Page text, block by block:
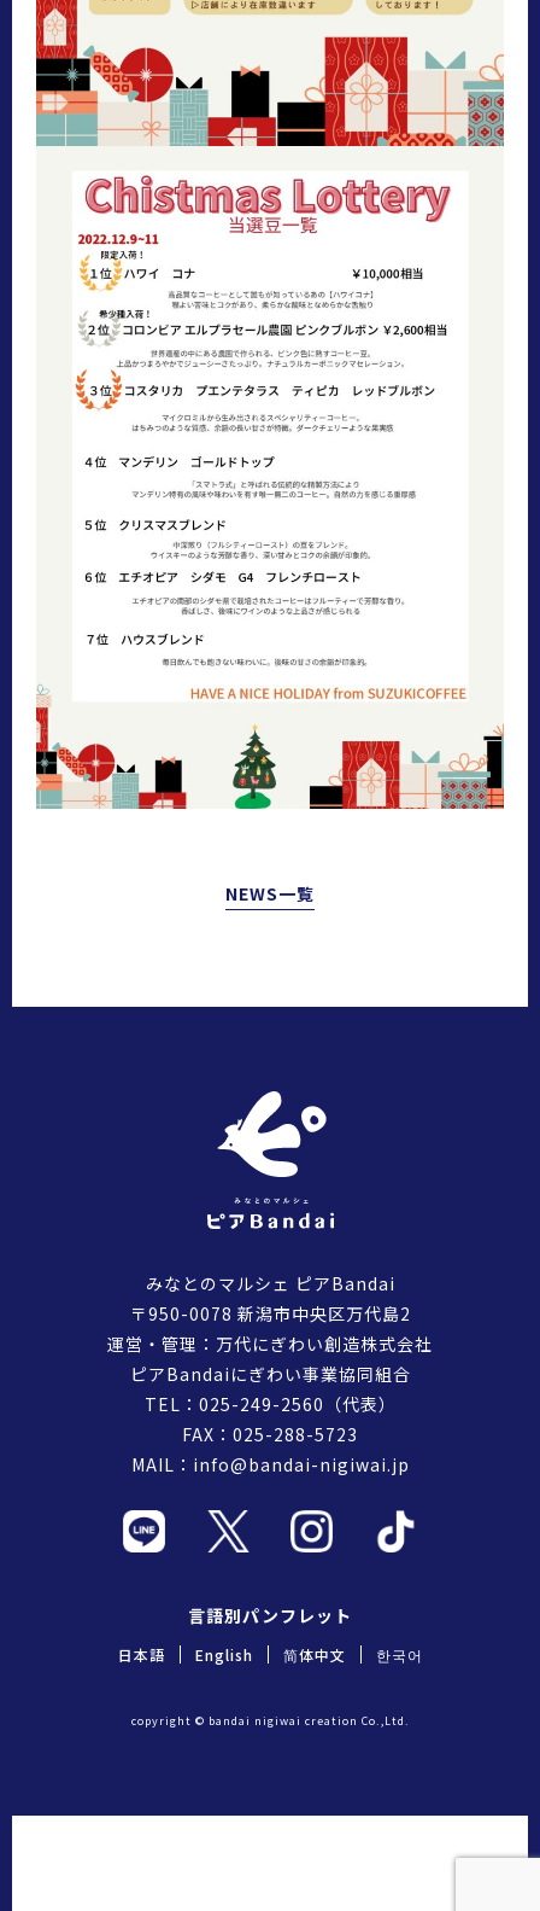
NEWS一覧
みなとのマルシェ ピアBandai
〒950-0078 新潟市中央区万代島2
運営・管理：万代にぎわい創造株式会社
ピアBandaiにぎわい事業協同組合
TEL： 025-249-2560 （代表）
FAX：025-288-5723
MAIL： info@bandai-nigiwai.jp
言語別パンフレット
日本語 English 简体中文 한국어
copyright © bandai nigiwai creation Co.,Ltd.